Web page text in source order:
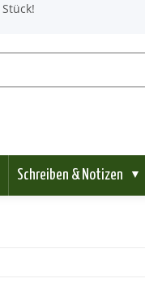
Schreiben & Notizen ▼